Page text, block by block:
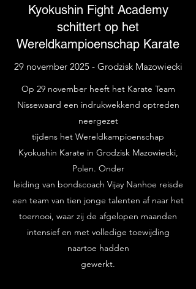
Kyokushin Fight Academy
schittert op het
Wereldkampioenschap Karate
29 november 2025 - Grodzisk Mazowiecki
Op 29 november heeft het Karate Team
Nissewaard een indrukwekkend optreden
neergezet
tijdens het Wereldkampioenschap
Kyokushin Karate in Grodzisk Mazowiecki,
Polen. Onder
leiding van bondscoach Vijay Nanhoe reisde
een team van tien jonge talenten af naar het
toernooi, waar zij de afgelopen maanden
intensief en met volledige toewijding
naartoe hadden
gewerkt.